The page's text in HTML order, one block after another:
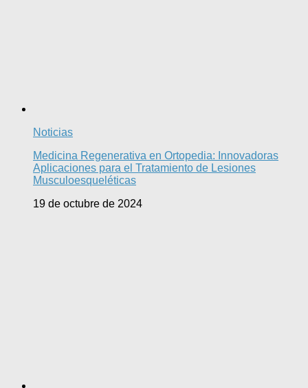
Noticias
Medicina Regenerativa en Ortopedia: Innovadoras
Aplicaciones para el Tratamiento de Lesiones
Musculoesqueléticas
19 de octubre de 2024